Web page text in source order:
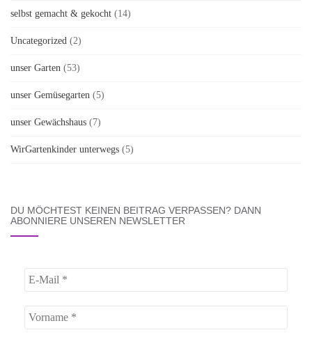
selbst gemacht & gekocht (14)
Uncategorized (2)
unser Garten (53)
unser Gemüsegarten (5)
unser Gewächshaus (7)
WirGartenkinder unterwegs (5)
DU MÖCHTEST KEINEN BEITRAG VERPASSEN? DANN
ABONNIERE UNSEREN NEWSLETTER